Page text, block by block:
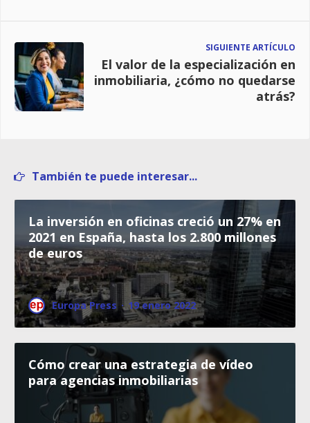
SIGUIENTE ARTÍCULO
El valor de la especialización en
inmobiliaria, ¿cómo no quedarse
atrás?
También te puede interesar...
La inversión en oficinas creció un 27% en
2021 en España, hasta los 2.800 millones
de euros
Europa Press · 19 enero 2022
Cómo crear una estrategia de vídeo
para agencias inmobiliarias